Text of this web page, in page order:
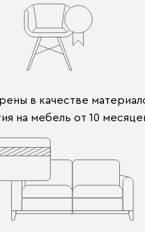
в качестве
на мебель от 10